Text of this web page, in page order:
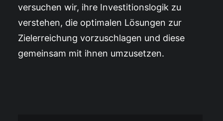
versuchen wir, ihre Investitionslogik zu
verstehen, die optimalen Lösungen zur
Zielerreichung vorzuschlagen und diese
gemeinsam mit ihnen umzusetzen.